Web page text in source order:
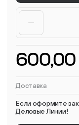
Доставка
Если оформите
Деловые Линии!